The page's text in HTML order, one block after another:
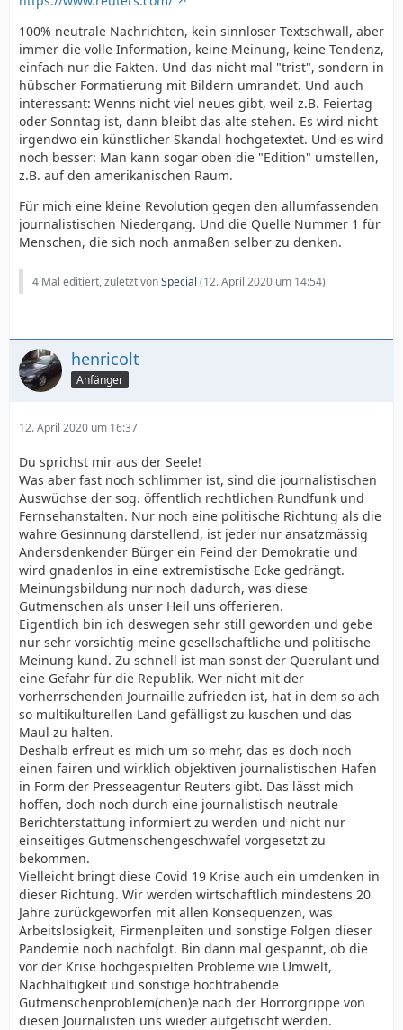
100% neutrale Nachrichten, kein sinnloser Textschwall, aber
immer die volle Information, keine Meinung, keine Tendenz,
einfach nur die Fakten. Und das nicht mal "trist", sondern in
hübscher Formatierung mit Bildern umrandet. Und auch
interessant: Wenns nicht viel neues gibt, weil z.B. Feiertag
oder Sonntag ist, dann bleibt das alte stehen. Es wird nicht
irgendwo ein künstlicher Skandal hochgetextet. Und es wird
noch besser: Man kann sogar oben die "Edition" umstellen,
z.B. auf den amerikanischen Raum.
Für mich eine kleine Revolution gegen den allumfassenden
journalistischen Niedergang. Und die Quelle Nummer 1 für
Menschen, die sich noch anmaßen selber zu denken.
4 Mal editiert, zuletzt vonSpecial (12. April 2020 um 14:54)
henricolt
Anfänger
12. April 2020 um 16:37
Du sprichst mir aus der Seele!
Was aber fast noch schlimmer ist, sind die journalistischen
Auswüchse der sog. öffentlich rechtlichen Rundfunk und
Fernsehanstalten. Nur noch eine politische Richtung als die
wahre Gesinnung darstellend, ist jeder nur ansatzmässig
Andersdenkender Bürger ein Feind der Demokratie und
wird gnadenlos in eine extremistische Ecke gedrängt.
Meinungsbildung nur noch dadurch, was diese
Gutmenschen als unser Heil uns offerieren.
Eigentlich bin ich deswegen sehr still geworden und gebe
nur sehr vorsichtig meine gesellschaftliche und politische
Meinung kund. Zu schnell ist man sonst der Querulant und
eine Gefahr für die Republik. Wer nicht mit der
vorherrschenden Journaille zufrieden ist, hat in dem so ach
so multikulturellen Land gefälligst zu kuschen und das
Maul zu halten.
Deshalb erfreut es mich um so mehr, das es doch noch
einen fairen und wirklich objektiven journalistischen Hafen
in Form der Presseagentur Reuters gibt. Das lässt mich
hoffen, doch noch durch eine journalistisch neutrale
Berichterstattung informiert zu werden und nicht nur
einseitiges Gutmenschengeschwafel vorgesetzt zu
bekommen.
Vielleicht bringt diese Covid 19 Krise auch ein umdenken in
dieser Richtung. Wir werden wirtschaftlich mindestens 20
Jahre zurückgeworfen mit allen Konsequenzen, was
Arbeitslosigkeit, Firmenpleiten und sonstige Folgen dieser
Pandemie noch nachfolgt. Bin dann mal gespannt, ob die
vor der Krise hochgespielten Probleme wie Umwelt,
Nachhaltigkeit und sonstige hochtrabende
Gutmenschenproblem(chen)e nach der Horrorgrippe von
diesen Journalisten uns wieder aufgetischt werden.